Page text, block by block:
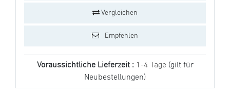
Vergleichen
Empfehlen
Voraussichtliche Lieferzeit : 1-4 Tage (gilt für
Neubestellungen)